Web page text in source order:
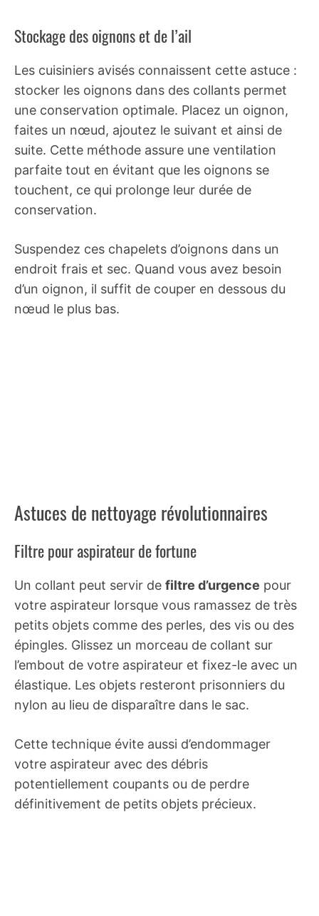
Stockage des oignons et de l’ail
Les cuisiniers avisés connaissent cette astuce :
stocker les oignons dans des collants permet
une conservation optimale. Placez un oignon,
faites un nœud, ajoutez le suivant et ainsi de
suite. Cette méthode assure une ventilation
parfaite tout en évitant que les oignons se
touchent, ce qui prolonge leur durée de
conservation.
Suspendez ces chapelets d’oignons dans un
endroit frais et sec. Quand vous avez besoin
d’un oignon, il suffit de couper en dessous du
nœud le plus bas.
Astuces de nettoyage révolutionnaires
Filtre pour aspirateur de fortune
Un collant peut servir de filtre d’urgence pour
votre aspirateur lorsque vous ramassez de très
petits objets comme des perles, des vis ou des
épingles. Glissez un morceau de collant sur
l’embout de votre aspirateur et fixez-le avec un
élastique. Les objets resteront prisonniers du
nylon au lieu de disparaître dans le sac.
Cette technique évite aussi d’endommager
votre aspirateur avec des débris
potentiellement coupants ou de perdre
définitivement de petits objets précieux.